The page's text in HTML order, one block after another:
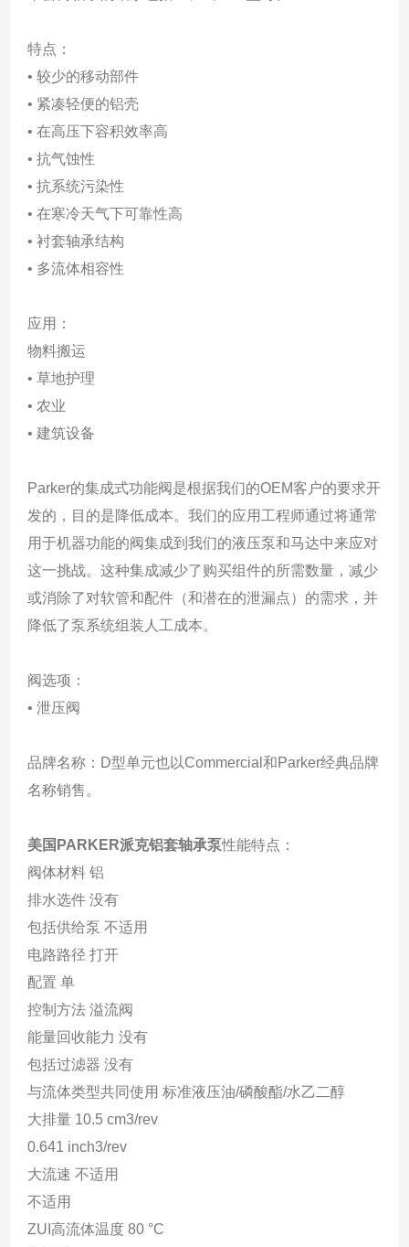
特点：
• 较少的移动部件
• 紧凑轻便的铝壳
• 在高压下容积效率高
• 抗气蚀性
• 抗系统污染性
• 在寒冷天气下可靠性高
• 衬套轴承结构
• 多流体相容性
应用：
物料搬运
• 草地护理
• 农业
• 建筑设备
Parker的集成式功能阀是根据我们的OEM客户的要求开
发的，目的是降低成本。我们的应用工程师通过将通常
用于机器功能的阀集成到我们的液压泵和马达中来应对
这一挑战。这种集成减少了购买组件的所需数量，减少
或消除了对软管和配件（和潜在的泄漏点）的需求，并
降低了泵系统组装人工成本。
阀选项：
• 泄压阀
品牌名称：D型单元也以Commercial和Parker经典品牌
名称销售。
美国PARKER派克铝套轴承泵性能特点：
阀体材料 铝
排水选件 没有
包括供给泵 不适用
电路路径 打开
配置 单
控制方法 溢流阀
能量回收能力 没有
包括过滤器 没有
与流体类型共同使用 标准液压油/磷酸酯/水乙二醇
大排量 10.5 cm3/rev
0.641 inch3/rev
大流速 不适用
不适用
ZUI高流体温度 80 °C